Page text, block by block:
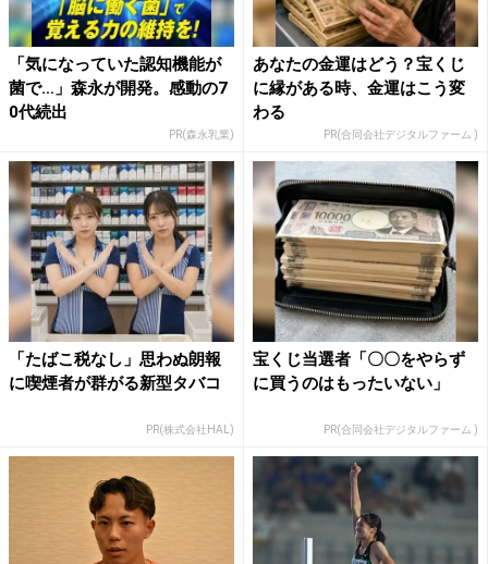
「気になっていた認知機能が
菌で…」森永が開発。感動の7
0代続出
PR(森永乳業)
あなたの金運はどう？宝くじ
に縁がある時、金運はこう変
わる
PR(合同会社デジタルファーム )
「たばこ税なし」思わぬ朗報
に喫煙者が群がる新型タバコ
PR(株式会社HAL)
宝くじ当選者「〇〇をやらず
に買うのはもったいない」
PR(合同会社デジタルファーム )